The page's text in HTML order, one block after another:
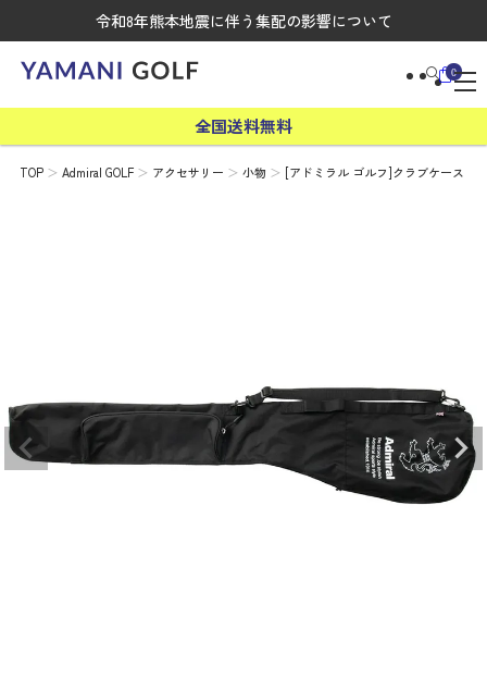
令和8年熊本地震に伴う集配の影響について
0
全国送料無料
TOP Admiral GOLF アクセサリー 小物 [アドミラル ゴルフ]クラブケース